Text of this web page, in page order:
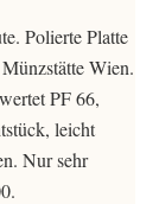
Polierte Platte
Wien.
PF 66,
leicht
Nur sehr